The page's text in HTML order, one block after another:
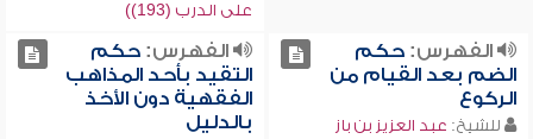
على الدرب (193))
الفهرس:حكم
الضم بعد القيام من
الركوع
للشيخ: عبد العزيز بن باز
الفهرس:حكم
التقيد بأحد المذاهب
الفقهية دون الأخذ
بالدليل